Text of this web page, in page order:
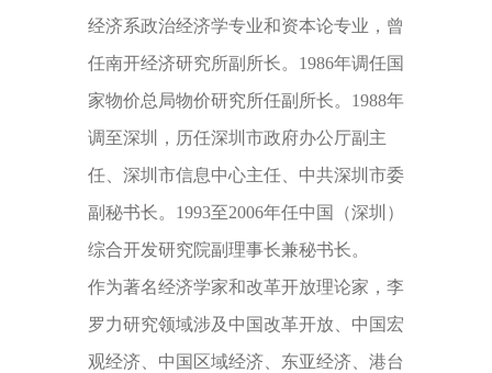
经济系政治经济学专业和资本论专业，曾
任南开经济研究所副所长。1986年调任国
家物价总局物价研究所任副所长。1988年
调至深圳，历任深圳市政府办公厅副主
任、深圳市信息中心主任、中共深圳市委
副秘书长。1993至2006年任中国（深圳）
综合开发研究院副理事长兼秘书长。
作为著名经济学家和改革开放理论家，李
罗力研究领域涉及中国改革开放、中国宏
观经济、中国区域经济、东亚经济、港台